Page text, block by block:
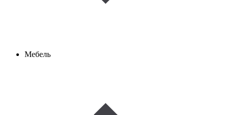
Мебель